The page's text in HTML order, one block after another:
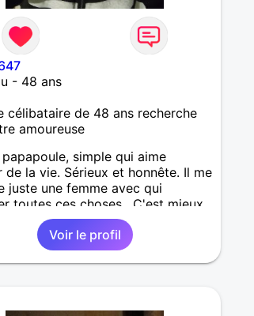
- 48 ans
célibataire de 48 ans recherche
amoureuse
simple qui aime
de la vie. Sérieux et honnête. Il me
juste une femme avec qui
toutes ces choses . C'est mieux
Je recherche une femme pas trop
chez moi.Voir le profil